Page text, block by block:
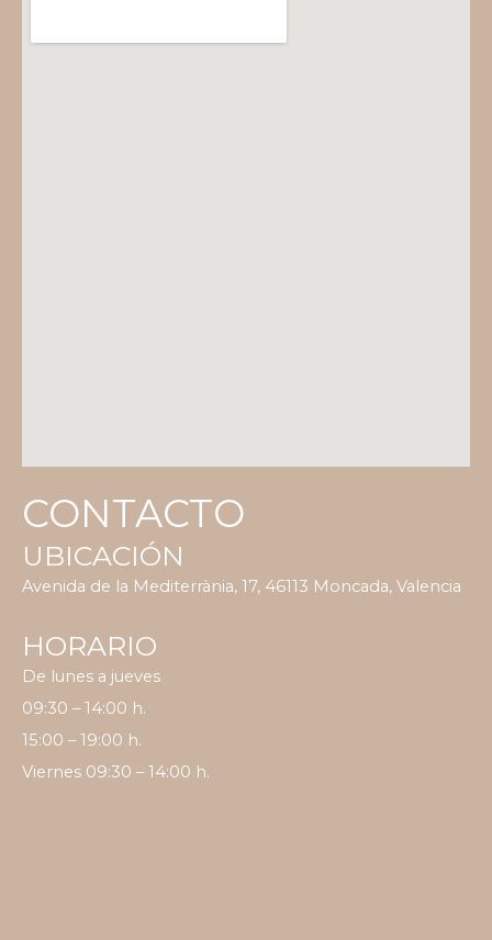
CONTACTO
UBICACIÓN
Avenida de la Mediterrània, 17, 46113 Moncada, Valencia
HORARIO
De lunes a jueves
09:30 – 14:00 h.
15:00 – 19:00 h.
Viernes 09:30 – 14:00 h.